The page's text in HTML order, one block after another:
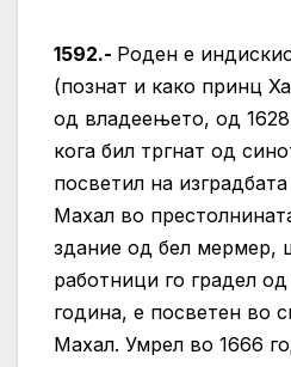
1592.- Роден е
(познат и како принц
од владеењето, од
кога бил тргнат од
посветил на
Махал во
здание од бел мермер,
работници го градел од
година, е посветен во
Махал. Умрел во 1666